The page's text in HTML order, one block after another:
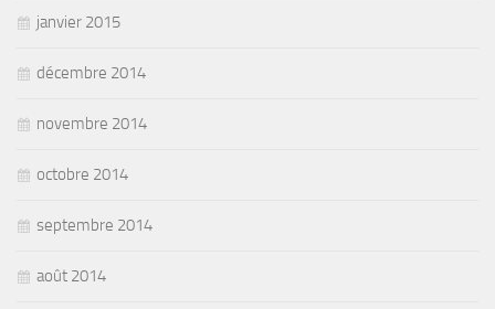
janvier 2015
décembre 2014
novembre 2014
octobre 2014
septembre 2014
août 2014